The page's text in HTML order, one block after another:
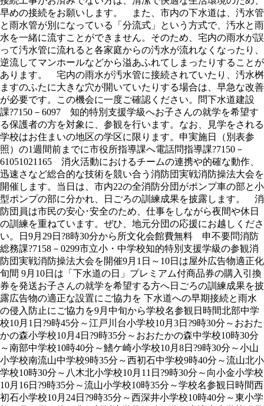
早めの接続をお願いします。 また、市内の下水道は、汚水管
と雨水管が別になっている「分流式」という方式で、汚水と雨
水を一緒に流すことができません。そのため、宅内の雨水が誤
って汚水管に流れると各家庭からの汚水が流れなくなったり、
逆流してマンホールなどから溢あふれてしまったりすることが
あります。 宅内の雨水が汚水管に接続されていたり、汚水桝
ますのふたに大きな穴が開いていたりする場合は、早急な改善
が必要です。この機会に一度ご確認ください。問下水道建設
課?7150－6097 知的特別支援学級へお子さんの就学を希望す
る保護者の方を対象に、参観を行います。なお、見学をされる
学校はお住まいの地区の学区に限ります。申実施日（別表参
照）の1週間前までに市役所指導課へ電話問指導課?7150－
61051021165 消火活動におけるチームの連携や的確な動作、
迅速さなど総合的な技術を競い合う消防団実戦消防操法大会を
開催します。当日は、市内22の全消防分団がポンプ車の部と小
型ポンプの部に分かれ、日ごろの訓練成果を披露します。 消
防団員は市民の安心･安全のため、仕事をしながら夜間や休日
の訓練を重ねています。ぜひ、地元分団の応援にお越しくださ
い。日9月29日?8時30分から所文化会館費無料 申不要問消防
総務課?7158－0299市立小・中学校知的特別支援学級の参観消
防団実戦消防操法大会を開催9月1日～10日は屋外広告物適正化
旬間 9月10日は「下水道の日」プレミアム付商品券の購入引換
券を発送お子さんの就学を希望する方へ日ごろの訓練成果を披
露広告物の適正な設置にご協力を 下水道への早期接続と雨水
の侵入防止にご協力を9月中旬から学校名参観日時間北部中学
校10月1日?9時45分～江戸川台小学校10月3日?9時30分～おおた
かの森小学校10月4日?9時35分～おおたかの森中学校10時30分
～南部中学校10時40分～鰭ケ崎小学校10月8日?9時30分～小山
小学校南流山中学校9時35分～西初石中学校9時40分～流山北小
学校10時30分～八木北小学校10月11日?9時30分～向小金小学校
10月16日?9時35分～流山小学校10時35分～学校名参観日時間西
初石小学校10月24日?9時35分～西深井小学校10時40分～東小学